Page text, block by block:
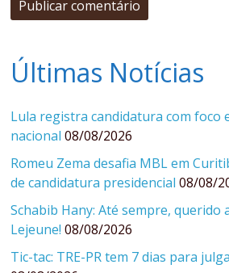
Últimas Notícias
Lula registra candidatura com foco
nacional 08/08/2026
Romeu Zema desafia MBL em
de candidatura presidencial 08/08/
Schabib Hany: Até sempre, querido
Lejeune! 08/08/2026
Tic-tac: TRE-PR tem 7 dias para